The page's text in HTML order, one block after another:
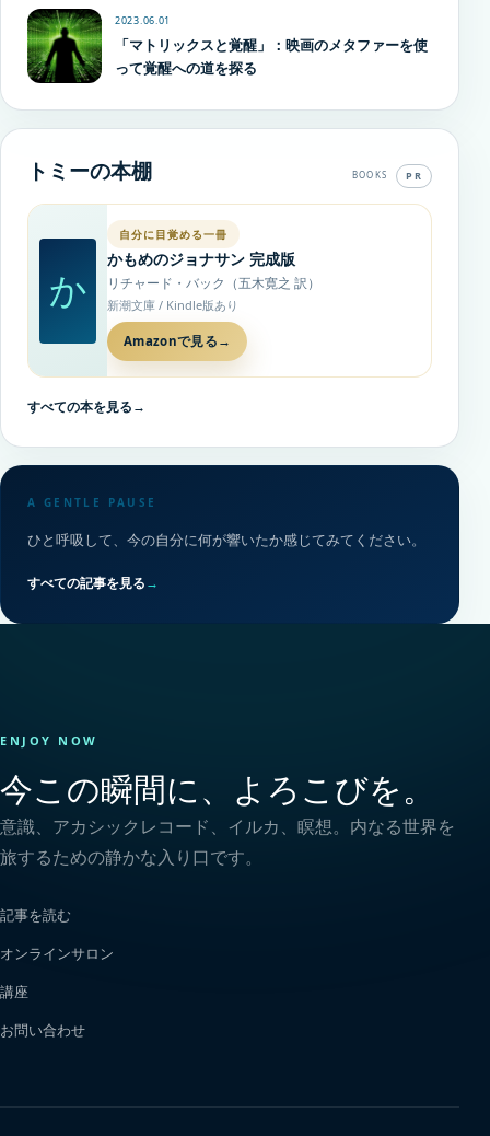
2023.06.01
「マトリックスと覚醒」：映画のメタファーを使
って覚醒への道を探る
トミーの本棚 BOOKS PR
か
自分に目覚める一冊
かもめのジョナサン 完成版
リチャード・バック（五木寛之 訳）
新潮文庫 / Kindle版あり
Amazonで見る →
すべての本を見る→
A GENTLE PAUSE
ひと呼吸して、今の自分に何が響いたか感じてみてください。
すべての記事を見る→
ENJOY NOW
今この瞬間に、よろこびを。
意識、アカシックレコード、イルカ、瞑想。内なる世界を
旅するための静かな入り口です。
記事を読む
オンラインサロン
講座
お問い合わせ